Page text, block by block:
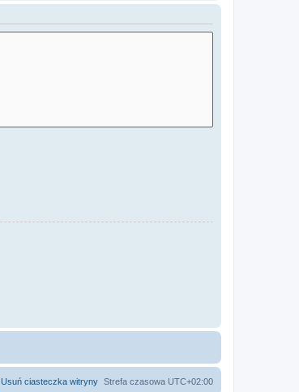
Strefa czasowa UTC+02:00
Usuń ciasteczka witryny